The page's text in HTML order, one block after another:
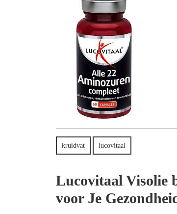
kruidvat lucovitaal
Lucovitaal Visolie
voor Je